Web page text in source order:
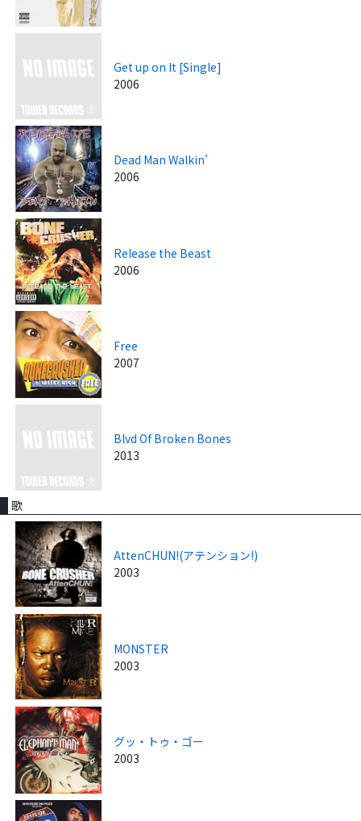
Get up on It [Single]
2006
Dead Man Walkin'
2006
Release the Beast
2006
Free
2007
Blvd Of Broken Bones
2013
歌
AttenCHUN!(アテンション!)
2003
MONSTER
2003
グッ・トゥ・ゴー
2003